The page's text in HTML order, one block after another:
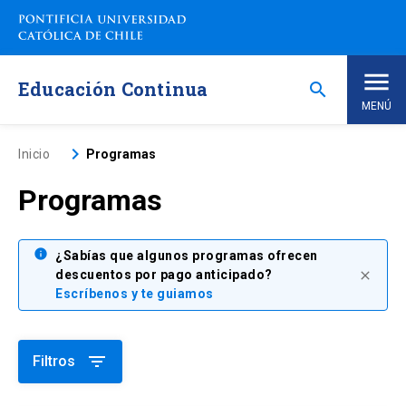
Saltar
contenido
Educación Continua search
MENÚ
Inicio
Nosotros
Programas de Estudio
Programas Corporativos
Noticias
Inicio keyboard_arrow_right Programas
Programas
info
¿Sabías que algunos programas ofrecen
descuentos por pago anticipado?
Escríbenos y te guiamos
close
Filtros filter_list